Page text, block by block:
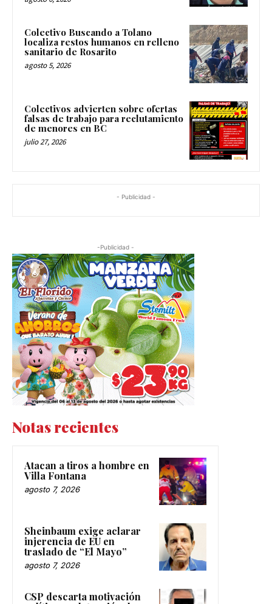
Colectivo Buscando a Tolano
localiza restos humanos en relleno
sanitario de Rosarito
agosto 5, 2026
Colectivos advierten sobre ofertas
falsas de trabajo para reclutamiento
de menores en BC
julio 27, 2026
- Publicidad -
-Publicidad -
Notas recientes
Atacan a tiros a hombre en
Villa Fontana
agosto 7, 2026
Sheinbaum exige aclarar
injerencia de EU en
traslado de “El Mayo”
agosto 7, 2026
CSP descarta motivación